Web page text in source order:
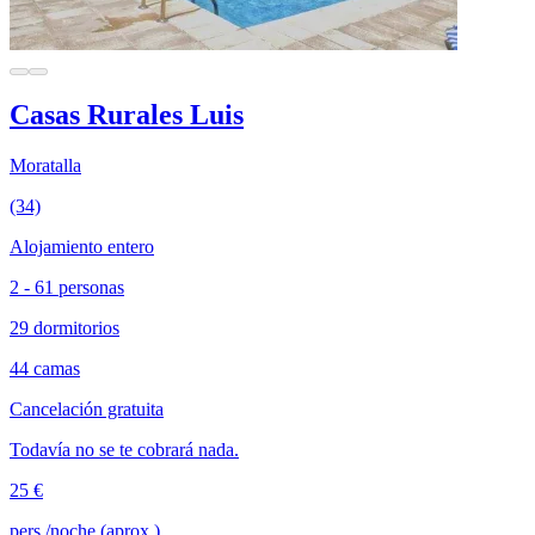
Casas Rurales Luis
Moratalla
(34)
Alojamiento entero
2 - 61 personas
29 dormitorios
44 camas
Cancelación gratuita
Todavía no se te cobrará nada.
25 €